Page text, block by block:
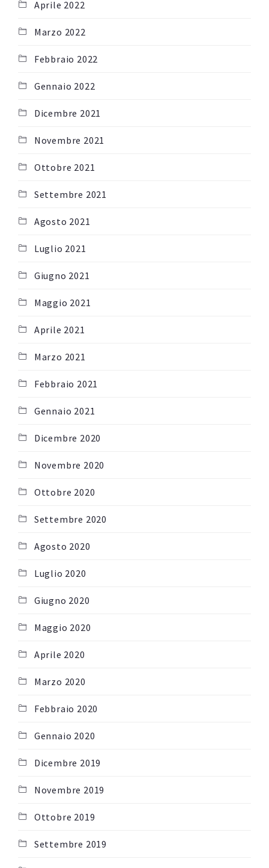
Aprile 2022
Marzo 2022
Febbraio 2022
Gennaio 2022
Dicembre 2021
Novembre 2021
Ottobre 2021
Settembre 2021
Agosto 2021
Luglio 2021
Giugno 2021
Maggio 2021
Aprile 2021
Marzo 2021
Febbraio 2021
Gennaio 2021
Dicembre 2020
Novembre 2020
Ottobre 2020
Settembre 2020
Agosto 2020
Luglio 2020
Giugno 2020
Maggio 2020
Aprile 2020
Marzo 2020
Febbraio 2020
Gennaio 2020
Dicembre 2019
Novembre 2019
Ottobre 2019
Settembre 2019